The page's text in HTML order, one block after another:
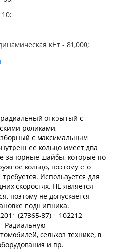
кНт - 81,000;
открытый с
роликами,
с максимальным
кольцо имеет два
запорные шайбы, которые по
кольцо, поэтому его
Используется для
скоростях. НЕ является
поэтому не допускается
подшипника.
(27365-87) 102212
Радиальную
сельхоз технике, в
и пр.